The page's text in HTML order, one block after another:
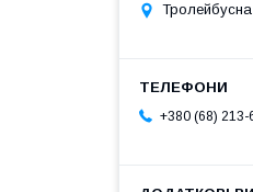
+380 (68) 213-